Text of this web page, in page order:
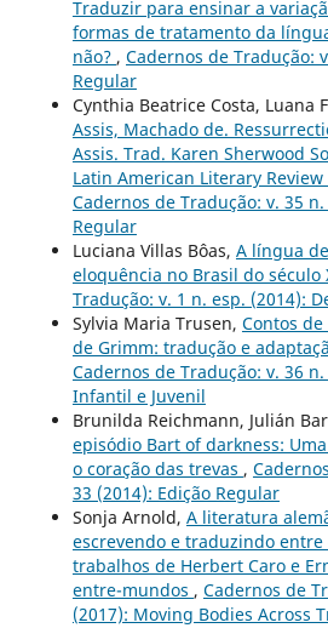
Traduzir para ensinar a
formas de tratamento da
não? , Cadernos de Tradução:
Regular
Cynthia Beatrice Costa, Luana
Assis, Machado de.
Assis. Trad. Karen Sherwood
Latin American Literary Review
Cadernos de Tradução: v. 35
Regular
Luciana Villas Bôas, A língua
eloquência no Brasil do século
Tradução: v. 1 n. esp. (2014):
Sylvia Maria Trusen, Contos
de Grimm: tradução e
Cadernos de Tradução: v. 36
Infantil e Juvenil
Brunilda Reichmann, Julián
episódio Bart of darkness:
o coração das trevas ,
33 (2014): Edição Regular
Sonja Arnold, A literatura
escrevendo e traduzindo entre
trabalhos de Herbert Caro e
entre-mundos , Cadernos de
(2017): Moving Bodies Across